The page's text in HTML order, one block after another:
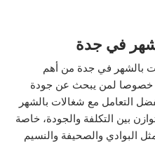
في جدة
بالشهر في جدة من أهم
خصوصا لمن يبحث عن جودة
التعامل مع شغالات بالشهر
توازن بين التكلفة والجودة، خاصة
البوادي والصحيفة والنسيم